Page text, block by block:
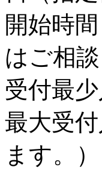
開始時
はご相談
受付最
最大受
ます。）